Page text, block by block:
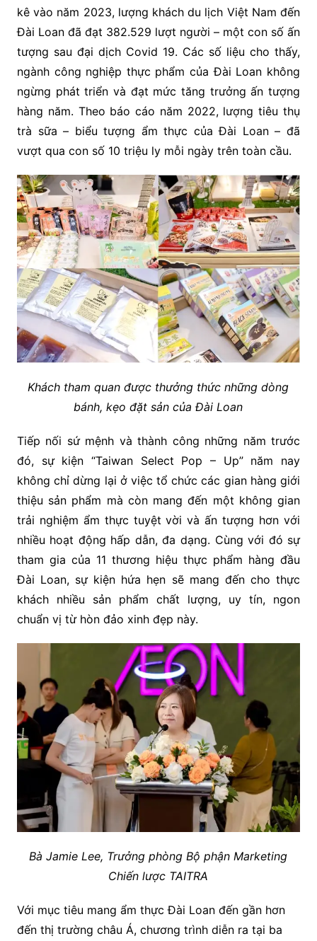
kê vào năm 2023, lượng khách du lịch Việt Nam đến
Đài Loan đã đạt 382.529 lượt người – một con số ấn
tượng sau đại dịch Covid 19. Các số liệu cho thấy,
ngành công nghiệp thực phẩm của Đài Loan không
ngừng phát triển và đạt mức tăng trưởng ấn tượng
hàng năm. Theo báo cáo năm 2022, lượng tiêu thụ
trà sữa – biểu tượng ẩm thực của Đài Loan – đã
vượt qua con số 10 triệu ly mỗi ngày trên toàn cầu.
Khách tham quan được thưởng thức những dòng
bánh, kẹo đặt sản của Đài Loan
Tiếp nối sứ mệnh và thành công những năm trước
đó, sự kiện “Taiwan Select Pop – Up” năm nay
không chỉ dừng lại ở việc tổ chức các gian hàng giới
thiệu sản phẩm mà còn mang đến một không gian
trải nghiệm ẩm thực tuyệt vời và ấn tượng hơn với
nhiều hoạt động hấp dẫn, đa dạng. Cùng với đó sự
tham gia của 11 thương hiệu thực phẩm hàng đầu
Đài Loan, sự kiện hứa hẹn sẽ mang đến cho thực
khách nhiều sản phẩm chất lượng, uy tín, ngon
chuẩn vị từ hòn đảo xinh đẹp này.
Bà Jamie Lee, Trưởng phòng Bộ phận Marketing
Chiến lược TAITRA
Với mục tiêu mang ẩm thực Đài Loan đến gần hơn
đến thị trường châu Á, chương trình diễn ra tại ba